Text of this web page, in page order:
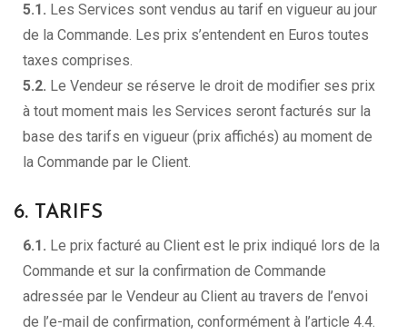
5.1. Les Services sont vendus au tarif en vigueur au jour
de la Commande. Les prix s’entendent en Euros toutes
taxes comprises.
5.2. Le Vendeur se réserve le droit de modifier ses prix
à tout moment mais les Services seront facturés sur la
base des tarifs en vigueur (prix affichés) au moment de
la Commande par le Client.
6. TARIFS
6.1. Le prix facturé au Client est le prix indiqué lors de la
Commande et sur la confirmation de Commande
adressée par le Vendeur au Client au travers de l’envoi
de l’e-mail de confirmation, conformément à l’article 4.4.